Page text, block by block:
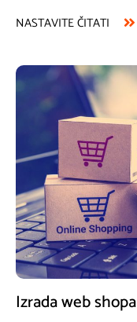
NASTAVITE ČITATI
Izrada web shopa